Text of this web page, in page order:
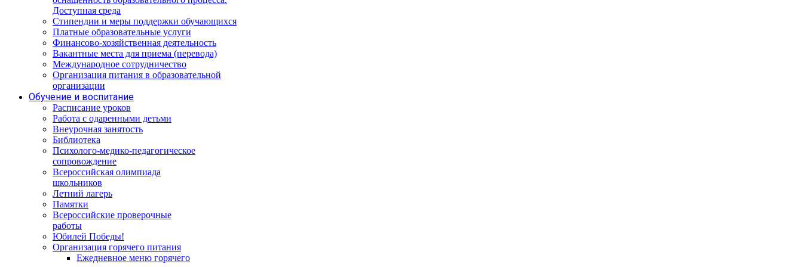
Доступная среда
Стипендии и меры поддержки обучающихся
Платные образовательные услуги
Финансово-хозяйственная деятельность
Вакантные места для приема (перевода)
Международное сотрудничество
Организация питания в образовательной
организации
Обучение и воспитание
Расписание уроков
Работа с одаренными детьми
Внеурочная занятость
Библиотека
Психолого-медико-педагогическое
сопровождение
Всероссийская олимпиада
школьников
Летний лагерь
Памятки
Всероссийские проверочные
работы
Юбилей Победы!
Организация горячего питания
Ежедневное меню горячего